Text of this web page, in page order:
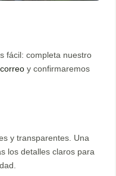
fácil: completa nuestro
y confirmaremos
y transparentes. Una
los detalles claros para